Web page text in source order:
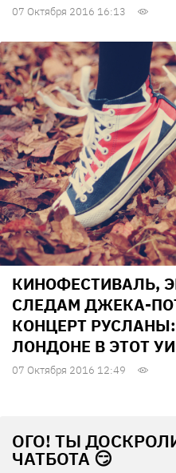
07 Октября 2016 16:13
КИНОФЕСТИВАЛЬ,
СЛЕДАМ ДЖЕКА-
КОНЦЕРТ
ЛОНДОНЕ В ЭТОТ
07 Октября 2016 12:49
ОГО! ТЫ
ЧАТБОТА 😏